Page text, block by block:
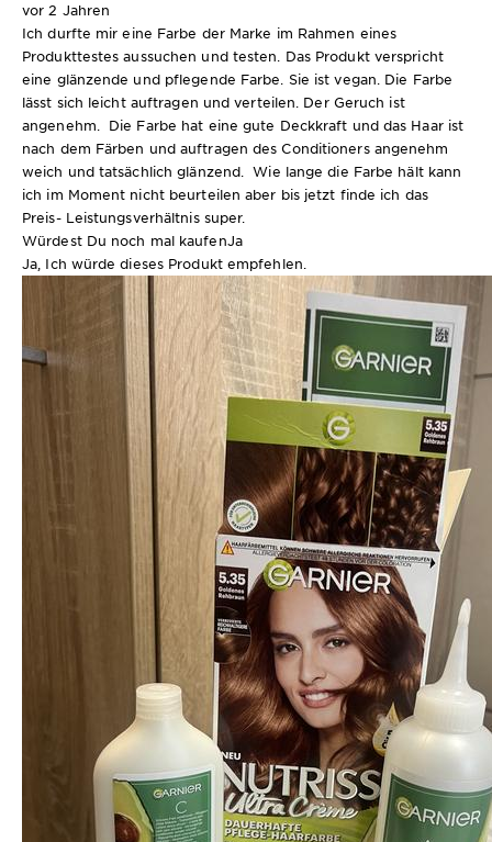
vor 2 Jahren
Ich durfte mir eine Farbe der Marke im Rahmen eines
Produkttestes aussuchen und testen. Das Produkt verspricht
eine glänzende und pflegende Farbe. Sie ist vegan. Die Farbe
lässt sich leicht auftragen und verteilen. Der Geruch ist
angenehm. Die Farbe hat eine gute Deckkraft und das Haar ist
nach dem Färben und auftragen des Conditioners angenehm
weich und tatsächlich glänzend. Wie lange die Farbe hält kann
ich im Moment nicht beurteilen aber bis jetzt finde ich das
Preis- Leistungsverhältnis super.
Würdest Du noch mal kaufenJa
Ja, Ich würde dieses Produkt empfehlen.